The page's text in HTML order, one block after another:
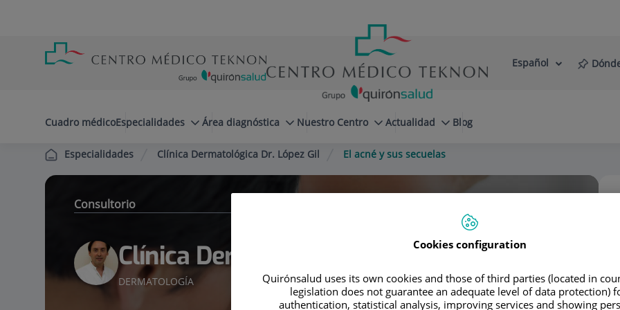
cabecera
Selector
Idioma
Español
Cuadro médicoEspecialidades Área diagnóstica Nuestro Centro Actualidad Blog
Especialidades Clínica Dermatológica Dr. López Gil El acné y sus secuelas
Consultorio
Clínica Dermatológica Dr. López Gil
DERMATOLOGÍA
Cookies configuration
Quirónsalud uses its own cookies and those of third parties (located in
legislation does not guarantee an adequate level of data protection)
authentication, statistical analysis, improving services and showing